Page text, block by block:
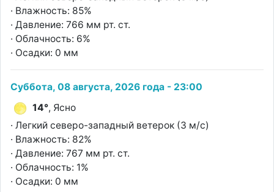
· Влажность: 85%
· Давление: 766 мм рт. ст.
· Облачность: 6%
· Осадки: 0 мм
Суббота, 08 августа, 2026 года - 23:00
14°, Ясно
· Легкий северо-западный ветерок (3 м/с)
· Влажность: 82%
· Давление: 767 мм рт. ст.
· Облачность: 1%
· Осадки: 0 мм